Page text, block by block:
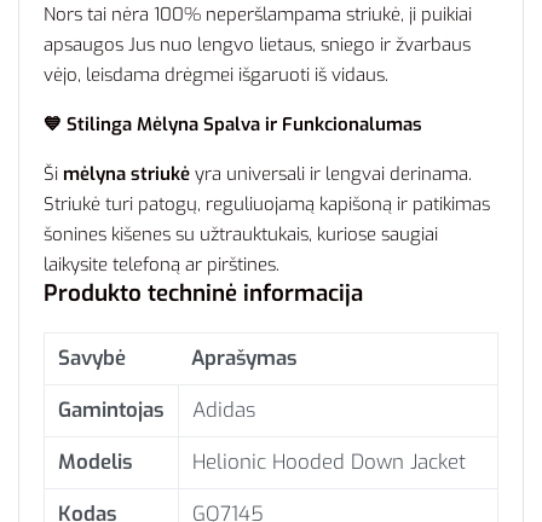
Nors tai nėra 100% neperšlampama striukė, ji puikiai
apsaugos Jus nuo lengvo lietaus, sniego ir žvarbaus
vėjo, leisdama drėgmei išgaruoti iš vidaus.
💙 Stilinga Mėlyna Spalva ir Funkcionalumas
Ši mėlyna striukė yra universali ir lengvai derinama.
Striukė turi patogų, reguliuojamą kapišoną ir patikimas
šonines kišenes su užtrauktukais, kuriose saugiai
laikysite telefoną ar pirštines.
Produkto techninė informacija
Savybė
Aprašymas
Gamintojas
Adidas
Modelis
Helionic Hooded Down Jacket
Kodas
GQ7145